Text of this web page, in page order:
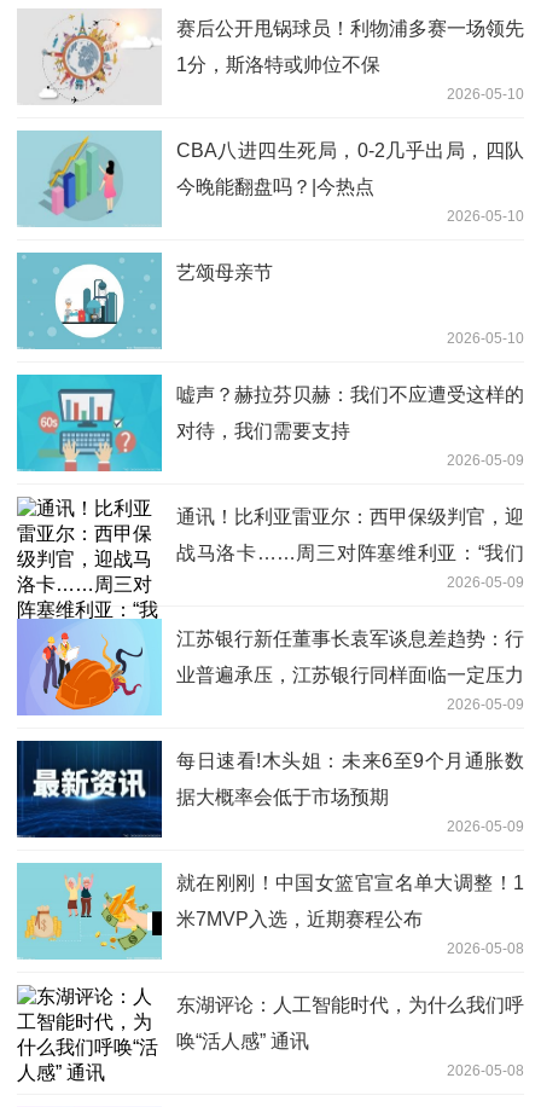
赛后公开甩锅球员！利物浦多赛一场领先
1分，斯洛特或帅位不保
2026-05-10
CBA八进四生死局，0-2几乎出局，四队
今晚能翻盘吗？|今热点
2026-05-10
艺颂母亲节
2026-05-10
嘘声？赫拉芬贝赫：我们不应遭受这样的
对待，我们需要支持
2026-05-09
通讯！比利亚雷亚尔：西甲保级判官，迎
战马洛卡……周三对阵塞维利亚：“我们
2026-05-09
江苏银行新任董事长袁军谈息差趋势：行
业普遍承压，江苏银行同样面临一定压力
2026-05-09
每日速看!木头姐：未来6至9个月通胀数
据大概率会低于市场预期
2026-05-09
就在刚刚！中国女篮官宣名单大调整！1
米7MVP入选，近期赛程公布
2026-05-08
东湖评论：人工智能时代，为什么我们呼
唤“活人感” 通讯
2026-05-08